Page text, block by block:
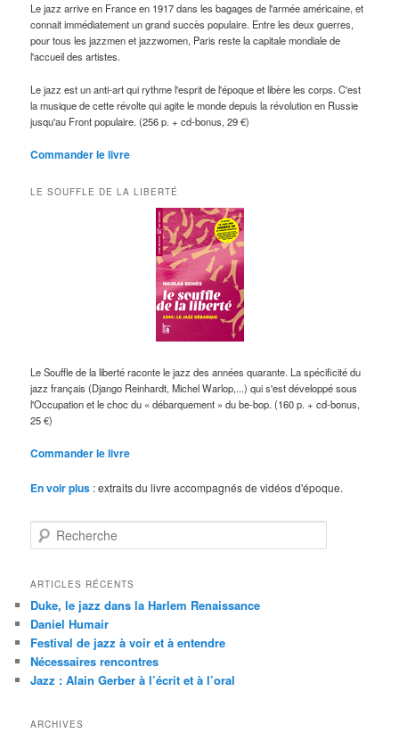
Le jazz arrive en France en 1917 dans les bagages de l'armée américaine, et
connait immédiatement un grand succès populaire. Entre les deux guerres,
pour tous les jazzmen et jazzwomen, Paris reste la capitale mondiale de
l'accueil des artistes.
Le jazz est un anti-art qui rythme l'esprit de l'époque et libère les corps. C'est
la musique de cette révolte qui agite le monde depuis la révolution en Russie
jusqu'au Front populaire. (256 p. + cd-bonus, 29 €)
Commander le livre
LE SOUFFLE DE LA LIBERTÉ
Le Souffle de la liberté raconte le jazz des années quarante. La spécificité du
jazz français (Django Reinhardt, Michel Warlop,...) qui s'est développé sous
l'Occupation et le choc du « débarquement » du be-bop. (160 p. + cd-bonus,
25 €)
Commander le livre
En voir plus : extraits du livre accompagnés de vidéos d'époque.
e
h
r
c
h
e
ARTICLES RÉCENTS
Duke, le jazz dans la Harlem Renaissance
Daniel Humair
Festival de jazz à voir et à entendre
Nécessaires rencontres
Jazz : Alain Gerber à l’écrit et à l’oral
ARCHIVES